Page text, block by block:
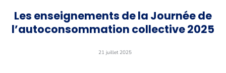
Les enseignements de la Journée de
l’autoconsommation collective 2025
21 juillet 2025